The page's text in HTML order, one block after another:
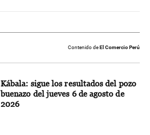
Contenido deEl Comercio Perú
Kábala: sigue los resultados del pozo
buenazo del jueves 6 de agosto de
2026